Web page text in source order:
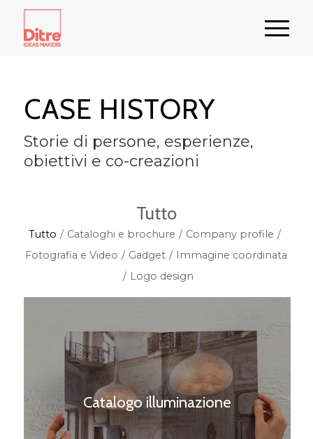
CASE HISTORY
Storie di persone, esperienze,
obiettivi e co-creazioni
Tutto
Tutto / Cataloghi e brochure / Company profile /
Fotografia e Video / Gadget / Immagine coordinata
/ Logo design
Catalogo illuminazione